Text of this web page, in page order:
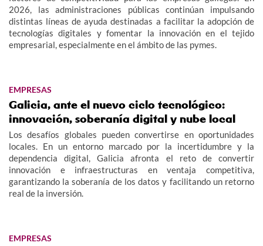
2026, las administraciones públicas continúan impulsando
distintas líneas de ayuda destinadas a facilitar la adopción de
tecnologías digitales y fomentar la innovación en el tejido
empresarial, especialmente en el ámbito de las pymes.
EMPRESAS
Galicia, ante el nuevo ciclo tecnológico:
innovación, soberanía digital y nube local
Los desafíos globales pueden convertirse en oportunidades
locales. En un entorno marcado por la incertidumbre y la
dependencia digital, Galicia afronta el reto de convertir
innovación e infraestructuras en ventaja competitiva,
garantizando la soberanía de los datos y facilitando un retorno
real de la inversión.
EMPRESAS